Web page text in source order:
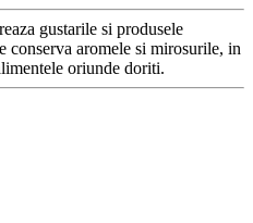
gustarile si produsele
conserva aromele si mirosurile, in
oriunde doriti.